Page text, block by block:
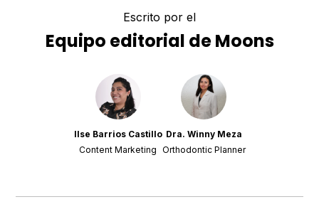
Escrito por el
Equipo editorial de Moons
Ilse Barrios Castillo
Content Marketing
Dra. Winny Meza
Orthodontic Planner